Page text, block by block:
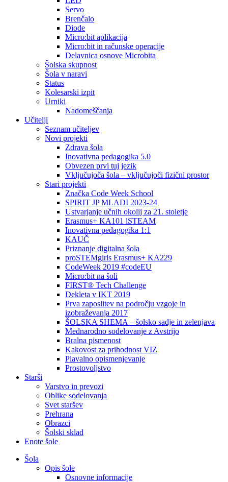
Servo
Brenčalo
Diode
Micro:bit aplikacija
Micro:bit in računske operacije
Delavnica osnove Microbita
Šolska skupnost
Šola v naravi
Status
Kolesarski izpit
Urniki
Nadomeščanja
Učitelji
Seznam učiteljev
Novi projekti
Zdrava šola
Inovativna pedagogika 5.0
Obvezen prvi tuj jezik
Vključujoča šola – vključujoči fizični prostor
Stari projekti
Značka Code Week School
SPIRIT JP MLADI 2023-24
Ustvarjanje učnih okolij za 21. stoletje
Erasmus+ KA101 lSTEAM
Inovativna pedagogika 1:1
KAUČ
Priznanje digitalna šola
proSTEMgirls Erasmus+ KA229
CodeWeek 2019 #codeEU
Micro:bit na šoli
FIRST® Tech Challenge
Dekleta v IKT 2019
Prva zaposlitev na področju vzgoje in
izobraževanja 2017
ŠOLSKA SHEMA – šolsko sadje in zelenjava
Mednarodno sodelovanje z Avstrijo
Bralna pismenost
Kakovost za prihodnost VIZ
Plavalno opismenjevanje
Prostovoljstvo
Starši
Varstvo in prevozi
Oblike sodelovanja
Svet staršev
Prehrana
Obrazci
Šolski sklad
Enote šole
Šola
Opis šole
Osnovne informacije